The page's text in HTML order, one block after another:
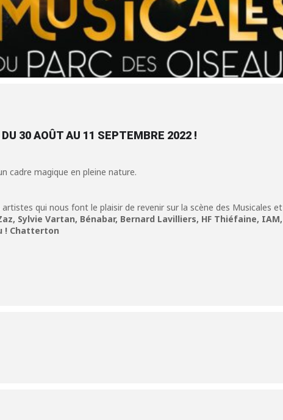
30 AOÛT AU 11 SEPTEMBRE 2022 !
cadre magique en pleine nature.
qui nous font le plaisir de revenir sur la scène des Musicales et
Sylvie Vartan, Bénabar, Bernard Lavilliers, HF Thiéfaine, IAM,
! Chatterton